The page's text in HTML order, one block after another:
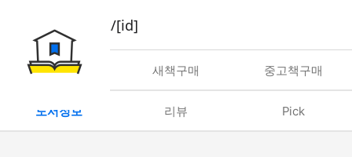
book/rent/[id]
대여 새책구매 중고책구매
도서정보 리뷰 Pick